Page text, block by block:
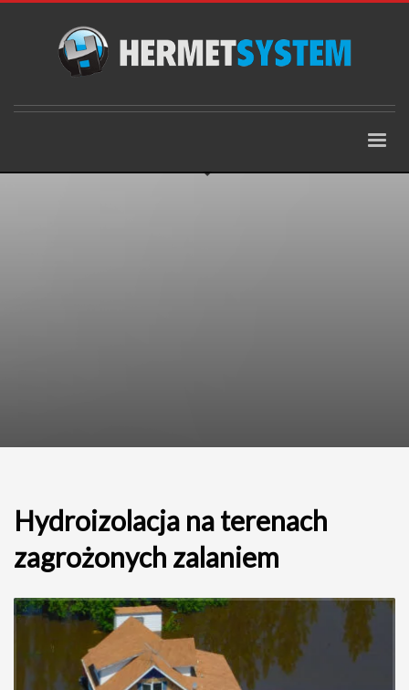
Hydroizolacja na terenach
zagrożonych zalaniem